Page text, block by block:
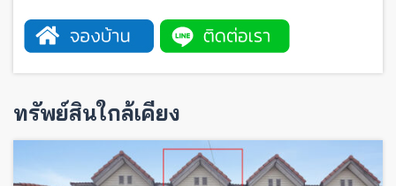
ทรัพย์สินใกล้เคียง